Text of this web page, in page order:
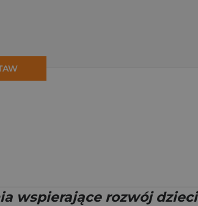
wspierające rozwój